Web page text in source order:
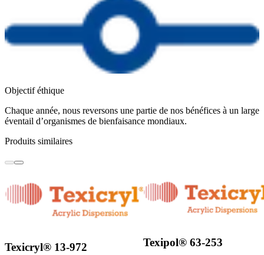
Objectif éthique
Chaque année, nous reversons une partie de nos bénéfices à un large
éventail d’organismes de bienfaisance mondiaux.
Produits similaires
Texicryl® 13-972 Texipol® 63-253